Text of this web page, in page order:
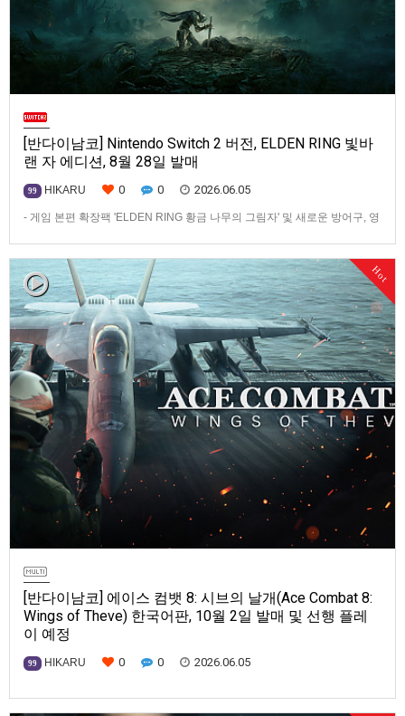
[반다이남코] Nintendo Switch 2 버전, ELDEN RING 빛바
랜 자 에디션, 8월 28일 발매
99 HIKARU 0 0 2026.06.05
- 게임 본편 확장팩 'ELDEN RING 황금 나무의 그림자' 및 새로운 방어구, 영
액션 RPG ‘ELDEN RING 빛바랜 자 에디션’을 Nintendo Switch™ 2버전으
로 2026년 8월 28일(금) 발매한다…
Hot
[반다이남코] 에이스 컴뱃 8: 시브의 날개(Ace Combat 8:
Wings of Theve) 한국어판, 10월 2일 발매 및 선행 플레
이 예정
99 HIKARU 0 0 2026.06.05